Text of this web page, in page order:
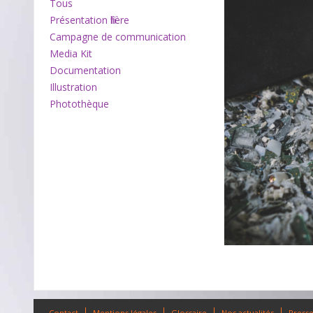
Tous
Présentation filière
Campagne de communication
Media Kit
Documentation
Illustration
Photothèque